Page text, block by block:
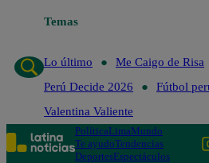
Temas
Lo último
Me Caigo de Risa
Perú Decide 2026
Fútbol
Valentina Valiente
PolíticaLimaMundo
Te ayudoTendencias
DeportesEspectáculos